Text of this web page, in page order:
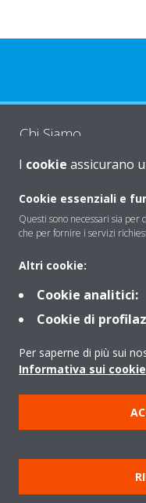
Chi Siamo
Soluzioni
Periodo di supporto
Gruppo Daikin Europe
Cookies Policy
Termini di Garanzia
Cerca
I cookie assicurano
Cookie essenziali e
Questi sono necessari sia per
che per fornire i servizi
Altri cookie:
Cookie analitici:
Cookie di
Per saperne di più sui
Informativa sui cookie